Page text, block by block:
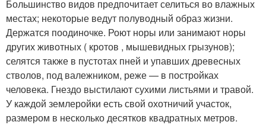
Большинство видов предпочитает селиться во влажных
местах; некоторые ведут полуводный образ жизни.
Держатся поодиночке. Роют норы или занимают норы
других животных ( кротов , мышевидных грызунов);
селятся также в пустотах пней и упавших древесных
стволов, под валежником, реже — в постройках
человека. Гнездо выстилают сухими листьями и травой.
У каждой землеройки есть свой охотничий участок,
размером в несколько десятков квадратных метров.